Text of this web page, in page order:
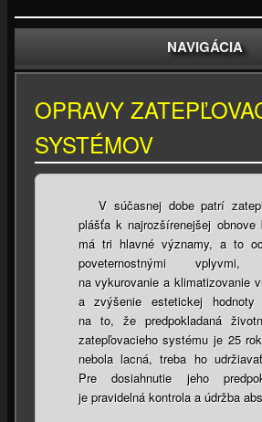
NAVIGÁCIA
OPRAVY
SYSTÉMOV
​​V súčasnej dobe patrí
plášťa k najrozšírenejšej obnove
má tri hlavné významy, a to
poveternostnými
na vykurovanie a klimatizovanie
a zvýšenie estetickej hodnoty
na to, že predpokladaná
zatepľovacieho systému je 25
nebola lacná, treba ho
Pre dosiahnutie jeho
je pravidelná kontrola a údržba